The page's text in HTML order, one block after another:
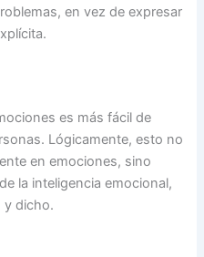
en vez de expresar
es más fácil de
Lógicamente, esto no
en emociones, sino
la inteligencia emocional,
y dicho.